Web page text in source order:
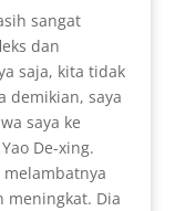
sangat
dan
saja, kita tidak
demikian, saya
saya ke
De-xing.
meningkat. Dia